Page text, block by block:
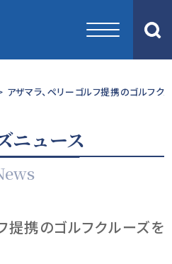
アザマラ、ペリーゴルフ提携のゴルフク
ニュース
提携のゴルフクルーズを